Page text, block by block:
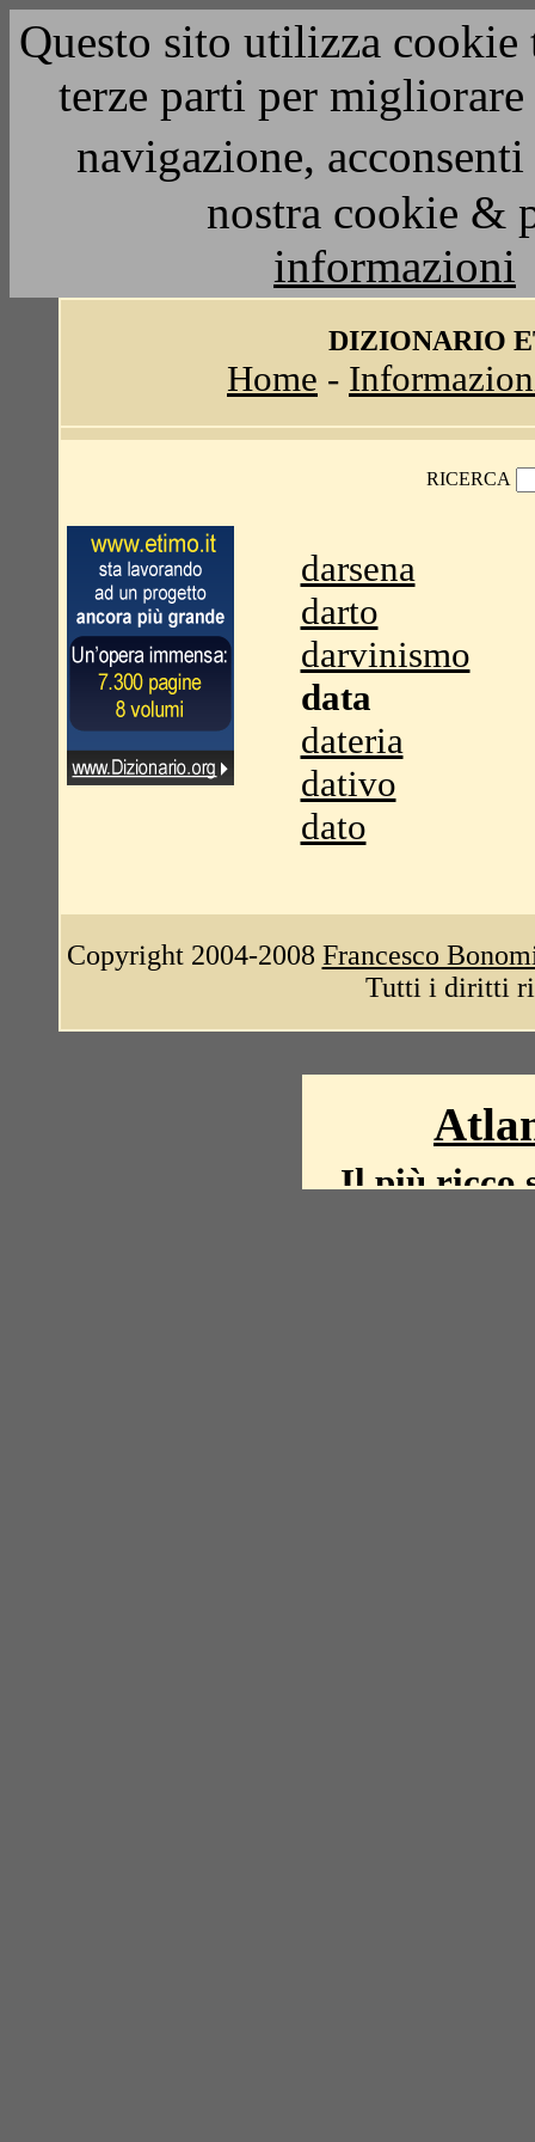
Questo sito utilizza
terze parti per
navigazione,
nostra cookie &
informazioni
DIZIONARIO
Home -
RICERCA
darsena
darto
darvinismo
data
dateria
dativo
dato
Copyright 2004-2008 Francesco
Tutti i diritti
Il più ricco